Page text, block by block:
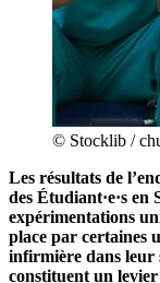
© Stocklib /
Les résultats de
des Étudiant·e·s en
expérimentations
place par certaines
infirmière dans leur
constituent un